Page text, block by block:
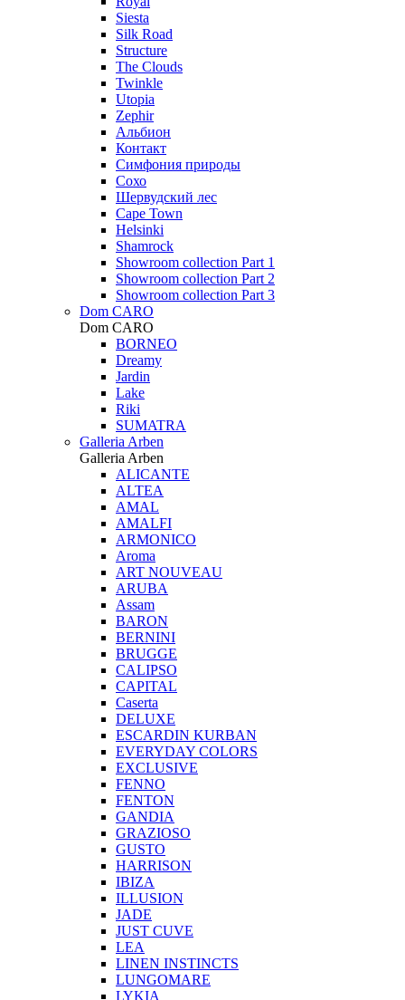
Siesta
Silk Road
Structure
The Clouds
Twinkle
Utopia
Zephir
Альбион
Контакт
Симфония природы
Сохо
Шервудский лес
Cape Town
Helsinki
Shamrock
Showroom collection Part 1
Showroom collection Part 2
Showroom collection Part 3
Dom CARO
Dom CARO
BORNEO
Dreamy
Jardin
Lake
Riki
SUMATRA
Galleria Arben
Galleria Arben
ALICANTE
ALTEA
AMAL
AMALFI
ARMONICO
Aroma
ART NOUVEAU
ARUBA
Assam
BARON
BERNINI
BRUGGE
CALIPSO
CAPITAL
Caserta
DELUXE
ESCARDIN KURBAN
EVERYDAY COLORS
EXCLUSIVE
FENNO
FENTON
GANDIA
GRAZIOSO
GUSTO
HARRISON
IBIZA
ILLUSION
JADE
JUST CUVE
LEA
LINEN INSTINCTS
LUNGOMARE
LYKIA